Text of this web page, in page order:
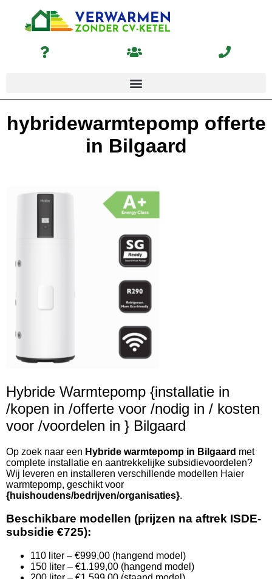
hybridewarmtepomp offerte
in Bilgaard
Hybride Warmtepomp {installatie in
/kopen in /offerte voor /nodig in / kosten
voor /voordelen in } Bilgaard
Op zoek naar een Hybride warmtepomp in Bilgaard met
complete installatie en aantrekkelijke subsidievoordelen?
Wij leveren en installeren verschillende modellen Haier
warmtepomp, geschikt voor
{huishoudens/bedrijven/organisaties}.
Beschikbare modellen (prijzen na aftrek ISDE-
subsidie €725):
110 liter – €999,00 (hangend model)
150 liter – €1.199,00 (hangend model)